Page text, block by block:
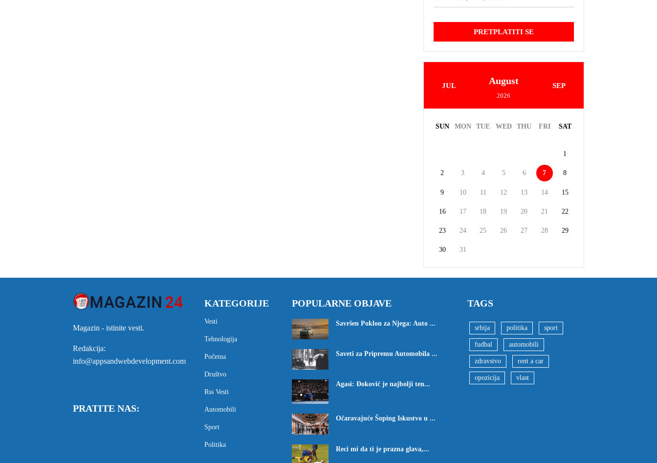
PRETPLATITI SE
JUL August
2026
SEP
SUN MON TUE WED THU FRI SAT
1
2 3 4 5 6 7 8
9 10 11 12 13 14 15
16 17 18 19 20 21 22
23 24 25 26 27 28 29
30 31
Magazin - istinite vesti.
Redakcija:
info@appsandwebdevelopment.com
PRATITE NAS:
KATEGORIJE
Vesti
Tehnologija
Početna
Društvo
Rss Vesti
Automobili
Sport
Politika
POPULARNE OBJAVE
Savršen Poklon za Njega: Auto ...
Saveti za Pripremu Automobila ...
Agasi: Đoković je najbolji ten...
Očaravajuće Šoping Iskustvo u ...
Reci mi da ti je prazna glava,...
TAGS
srbija politika sport
fudbal automobili
zdravstvo rent a car
opozicija vlast